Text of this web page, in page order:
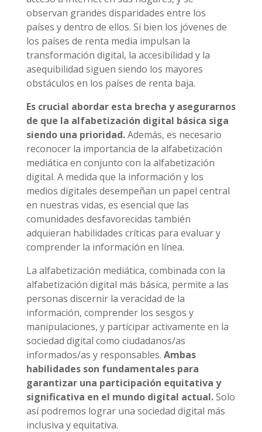
observan grandes disparidades entre los
países y dentro de ellos. Si bien los jóvenes de
los países de renta media impulsan la
transformación digital, la accesibilidad y la
asequibilidad siguen siendo los mayores
obstáculos en los países de renta baja.
Es crucial abordar esta brecha y asegurarnos
de que la alfabetización digital básica siga
siendo una prioridad.Además, es necesario
reconocer la importancia de la alfabetización
mediática en conjunto con la alfabetización
digital. A medida que la información y los
medios digitales desempeñan un papel central
en nuestras vidas, es esencial que las
comunidades desfavorecidas también
adquieran habilidades críticas para evaluar y
comprender la información en línea.
La alfabetización mediática, combinada con la
alfabetización digital más básica, permite a las
personas discernir la veracidad de la
información, comprender los sesgos y
manipulaciones, y participar activamente en la
sociedad digital como ciudadanos/as
informados/as y responsables. Ambas
habilidades son fundamentales para
garantizar una participación equitativa y
significativa en el mundo digital actual.Solo
así podremos lograr una sociedad digital más
inclusiva y equitativa.